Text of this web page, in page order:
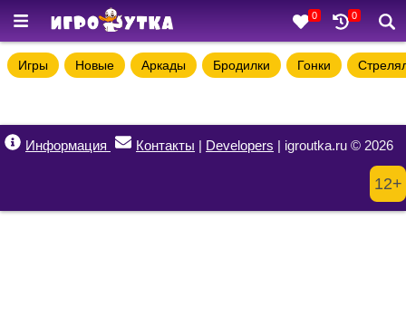
0 0
Игры Новые Аркады Бродилки Гонки
Информация Контакты | Developers | igroutka.ru © 2026
12+